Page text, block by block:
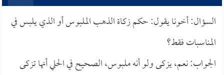
السؤال: أخونا يقول: حكم زكاة الذهب الملبوس أو الذي يلبس في
المناسبات فقط؟
الجواب: نعم، يزكى ولو أنه ملبوس، الصحيح في الحلي أنها تزكى